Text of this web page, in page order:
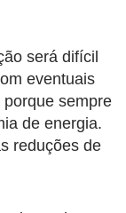
será difícil
eventuais
sempre
de energia.
reduções de